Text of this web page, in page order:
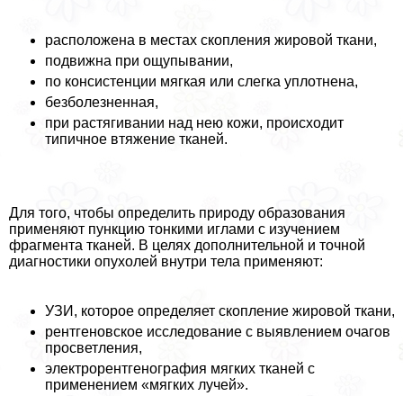
расположена в местах скопления жировой ткани,
подвижна при ощупывании,
по консистенции мягкая или слегка уплотнена,
безболезненная,
при растягивании над нею кожи, происходит
типичное втяжение тканей.
Для того, чтобы определить природу образования
применяют пункцию тонкими иглами с изучением
фрагмента тканей. В целях дополнительной и точной
диагностики опухолей внутри тела применяют:
УЗИ, которое определяет скопление жировой ткани,
рентгеновское исследование с выявлением очагов
просветления,
электрорентгенография мягких тканей с
применением «мягких лучей».